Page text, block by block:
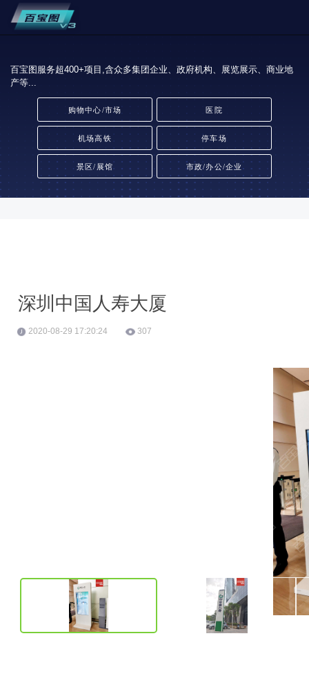
百宝图服务超400+项目,含众多集团企业、政府机构、展览展示、商业地
产等...
购物中心/市场 医院
机场高铁 停车场
景区/展馆 市政/办公/企业
深圳中国人寿大厦
2020-08-29 17:20:24 307